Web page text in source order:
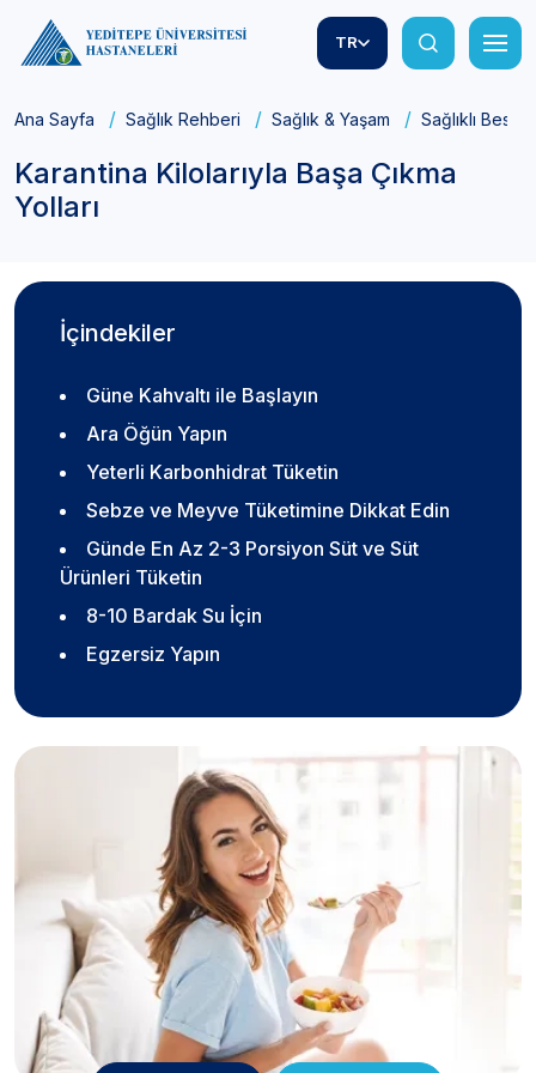
TR
Ana Sayfa Sağlık Rehberi Sağlık & Yaşam Sağlıklı
Karantina Kilolarıyla Başa Çıkma
Yolları
İçindekiler
Güne Kahvaltı ile Başlayın
Ara Öğün Yapın
Yeterli Karbonhidrat Tüketin
Sebze ve Meyve Tüketimine Dikkat Edin
Günde En Az 2-3 Porsiyon Süt ve Süt
Ürünleri Tüketin
8-10 Bardak Su İçin
Egzersiz Yapın